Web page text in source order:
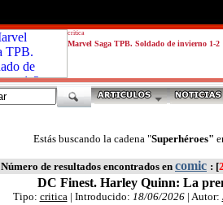
critica
Marvel Saga TPB. Soldado de invierno 1-2
Estás buscando la cadena "Superhéroes"
Número de resultados encontrados en comic : [
DC Finest. Harley Quinn: La
Tipo: critica| Introducido: 18/06/2026| Autor: